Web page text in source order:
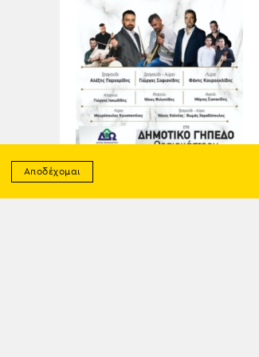
07
Ποντιακό Γλέντι στο
Αποδέχομαι